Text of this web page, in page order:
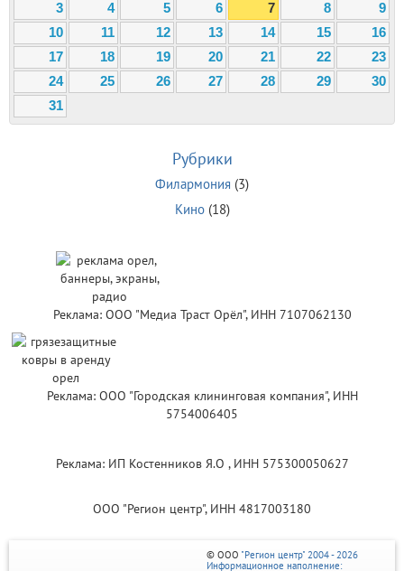
3
4 5 6 7 8
9
10
11 12 13 14 15
16
17
18 19 20 21 22
23
24
25 26 27 28 29
30
31
Рубрики
Филармония (3)
Кино(18)
Реклама: ООО "Медиа Траст Орёл", ИНН 7107062130
Реклама: ООО "Городская клининговая компания", ИНН
5754006405
Реклама: ИП Костенников Я.О , ИНН 575300050627
ООО "Регион центр", ИНН 4817003180
© ООО "Регион центр" 2004 - 2026
Информационное наполнение: